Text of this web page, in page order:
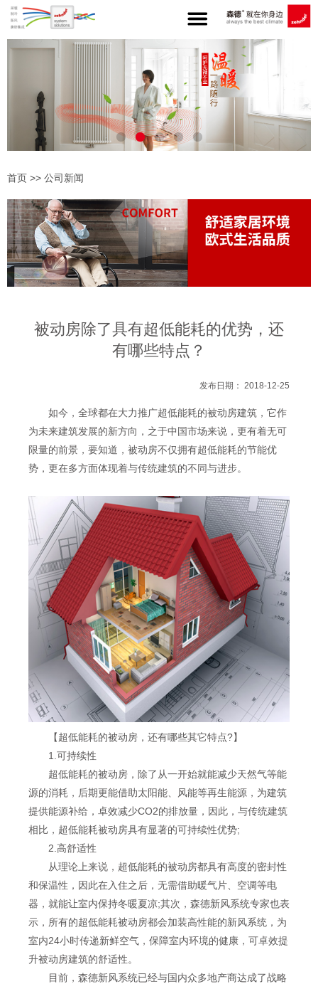
首页 >> 公司新闻
被动房除了具有超低能耗的优势，还
有哪些特点？
发布日期： 2018-12-25
如今，全球都在大力推广超低能耗的被动房建筑，它作
为未来建筑发展的新方向，之于中国市场来说，更有着无可
限量的前景，要知道，被动房不仅拥有超低能耗的节能优
势，更在多方面体现着与传统建筑的不同与进步。
【超低能耗的被动房，还有哪些其它特点?】
1.可持续性
超低能耗的被动房，除了从一开始就能减少天然气等能
源的消耗，后期更能借助太阳能、风能等再生能源，为建筑
提供能源补给，卓效减少CO2的排放量，因此，与传统建筑
相比，超低能耗被动房具有显著的可持续性优势;
2.高舒适性
从理论上来说，超低能耗的被动房都具有高度的密封性
和保温性，因此在入住之后，无需借助暖气片、空调等电
器，就能让室内保持冬暖夏凉;其次，森德新风系统专家也表
示，所有的超低能耗被动房都会加装高性能的新风系统，为
室内24小时传递新鲜空气，保障室内环境的健康，可卓效提
升被动房建筑的舒适性。
目前，森德新风系统已经与国内众多地产商达成了战略